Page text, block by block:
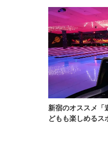
新宿のオススメ「
どもも楽しめるス